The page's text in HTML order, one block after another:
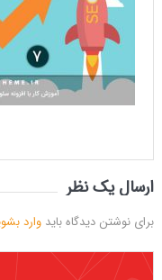
ارسال یک نظر
برای نوشتن دیدگاه باید وارد